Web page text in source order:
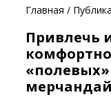
Главная /
Привлечь